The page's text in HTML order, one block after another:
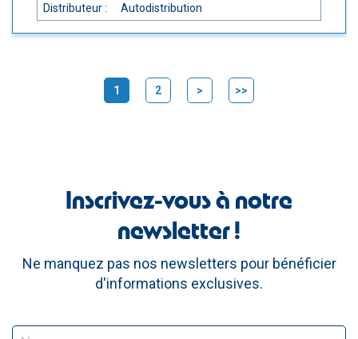
Distributeur :
Autodistribution
1(current)
2 > >>
Inscrivez-vous à notre
newsletter !
Ne manquez pas nos newsletters pour bénéficier
d'informations exclusives.